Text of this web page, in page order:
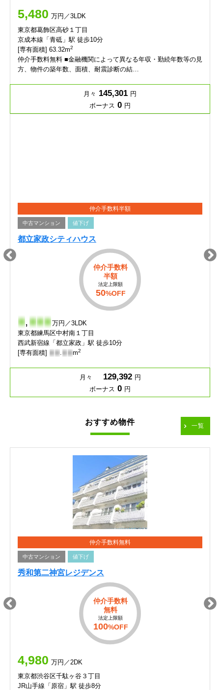
5,480 万円／3LDK
東京都葛飾区高砂１丁目
京成本線「青砥」駅 徒歩10分
[専有面積] 63.32m2
仲介手数料無料 ■金融機関によって異なる年収・勤続年数等の見
方、物件の築年数、面積、耐震診断の結…
月々 145,301 円
ボーナス 0 円
仲介手数料半額
中古マンション 値下げ
都立家政シティハウス
仲介手数料
半額
法定上限額
50%OFF
- ,- - - 万円／3LDK
東京都練馬区中村南１丁目
西武新宿線「都立家政」駅 徒歩10分
[専有面積] - - .- - m2
月々 129,392 円
ボーナス 0 円
おすすめ物件 一覧
仲介手数料無料
中古マンション 値下げ
秀和第二神宮レジデンス
仲介手数料
無料
法定上限額
100%OFF
4,980 万円／2DK
東京都渋谷区千駄ヶ谷３丁目
JR山手線「原宿」駅 徒歩8分